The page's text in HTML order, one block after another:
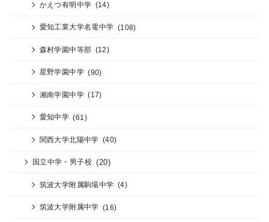
かえつ有明中学 (14)
愛知工業大学名電中学 (108)
森村学園中等部 (12)
星野学園中学 (90)
湘南学園中学 (17)
愛知中学 (61)
関西大学北陽中学 (40)
国立中学・男子校 (20)
筑波大学附属駒場中学 (4)
筑波大学附属中学 (16)